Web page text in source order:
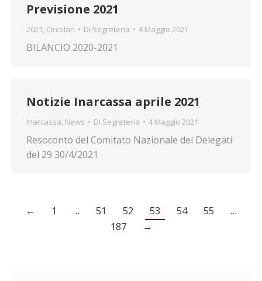
Previsione 2021
2021, Circolari Di Segreteria 4 Maggio 2021
BILANCIO 2020-2021
Notizie Inarcassa aprile 2021
Inarcassa, News Di Segreteria 4 Maggio 2021
Resoconto del Comitato Nazionale dei Delegati
del 29 30/4/2021
← 1 … 51 52 53 54 55
…
187
→